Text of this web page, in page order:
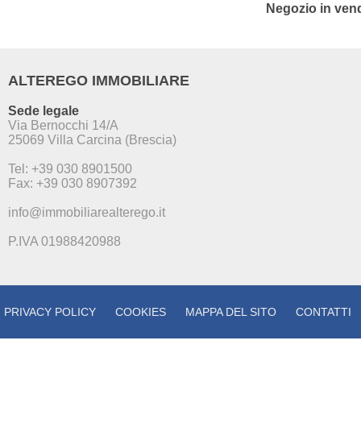
Negozio in
ALTEREGO IMMOBILIARE
Sede legale
Via Bernocchi 14/A
25069 Villa Carcina (Brescia)
Tel: +39 030 8901500
Fax: +39 030 8907392
info@immobiliarealterego.it
P.IVA 01988420988
PRIVACY POLICY COOKIES MAPPA DEL SITO CONTATTI